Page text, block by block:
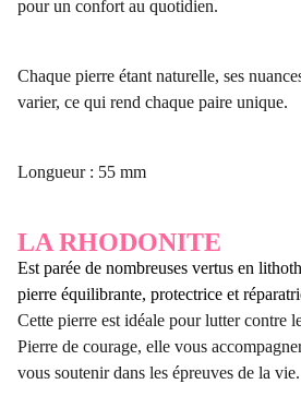
pour un confort au quotidien.
Chaque pierre étant naturelle, ses
varier, ce qui rend chaque paire unique.
Longueur : 55 mm
LA RHODONITE
Est parée de nombreuses vertus en
pierre équilibrante, protectrice et
Cette pierre est idéale pour lutter contre
Pierre de courage, elle vous
vous soutenir dans les épreuves de la vie.